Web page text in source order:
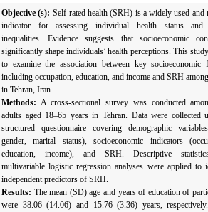
Objective (s):Self-rated health (SRH) is a widely used
indicator for assessing individual health status
inequalities. Evidence suggests that socioeconomic
significantly shape individuals’ health perceptions. This
to examine the association between key socioeconomic
including occupation, education, and income and SRH
in Tehran, Iran.
Methods:A cross-sectional survey was conducted
adults aged 18–65 years in Tehran. Data were collected
structured questionnaire covering demographic
gender, marital status), socioeconomic indicators
education, income), and SRH. Descriptive
multivariable logistic regression analyses were applied to
independent predictors of SRH.
Results:The mean (SD) age and years of education of
were 38.06 (14.06) and 15.76 (3.36) years,